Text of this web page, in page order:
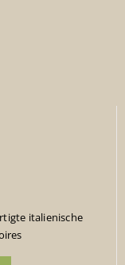
italienische